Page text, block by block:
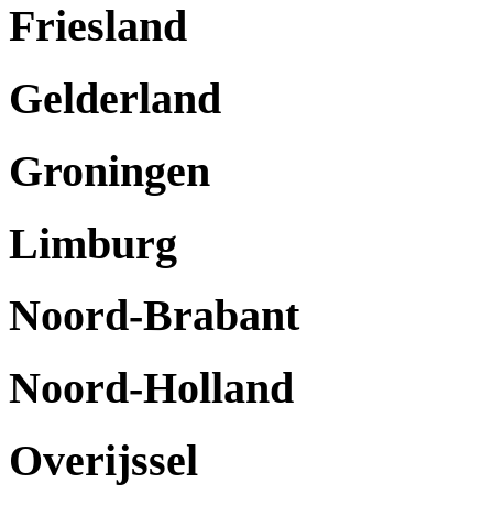
Friesland
Gelderland
Groningen
Limburg
Noord-Brabant
Noord-Holland
Overijssel